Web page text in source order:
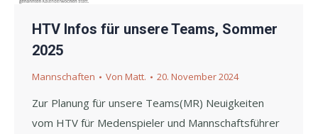
HTV Infos für unsere Teams, Sommer
2025
Mannschaften Von Matt. 20. November 2024
Zur Planung für unsere Teams(MR) Neuigkeiten
vom HTV für Medenspieler und Mannschaftsführer